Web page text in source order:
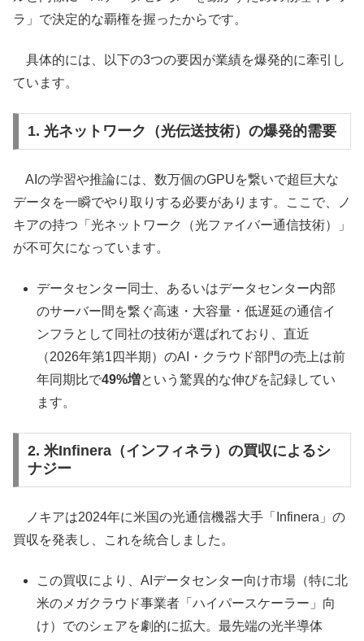
ラ」で決定的な覇権を握ったからです。
具体的には、以下の3つの要因が業績を爆発的に牽引し
ています。
1. 光ネットワーク（光伝送技術）の爆発的需要
AIの学習や推論には、数万個のGPUを繋いで超巨大な
データを一瞬でやり取りする必要があります。ここで、ノ
キアの持つ「光ネットワーク（光ファイバー通信技術）」
が不可欠になっています。
データセンター同士、あるいはデータセンター内部
のサーバー間を繋ぐ高速・大容量・低遅延の通信イ
ンフラとして同社の技術が選ばれており、直近
（2026年第1四半期）のAI・クラウド部門の売上は前
年同期比で49%増という驚異的な伸びを記録してい
ます。
2. 米Infinera（インフィネラ）の買収によるシ
ナジー
ノキアは2024年に米国の光通信機器大手「Infinera」の
買収を発表し、これを統合しました。
この買収により、AIデータセンター向け市場（特に北
米のメガクラウド事業者「ハイパースケーラー」向
け）でのシェアを劇的に拡大。最先端の光半導体